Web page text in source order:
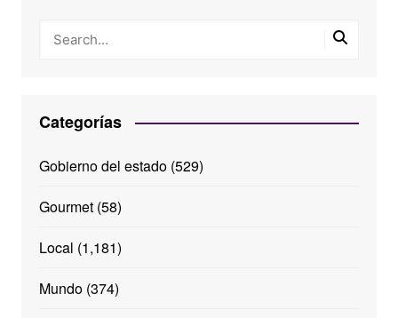
Categorías
Gobierno del estado(529)
Gourmet(58)
Local (1,181)
Mundo(374)